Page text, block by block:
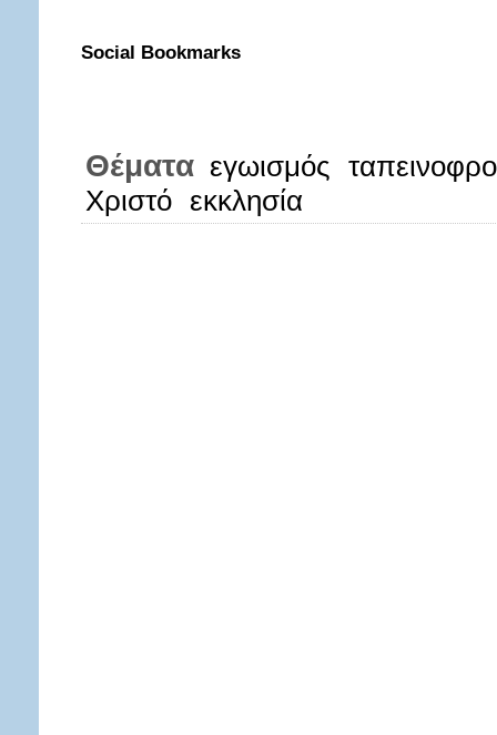
Social Bookmarks
Θέματα εγωισμός
Χριστό εκκλησία